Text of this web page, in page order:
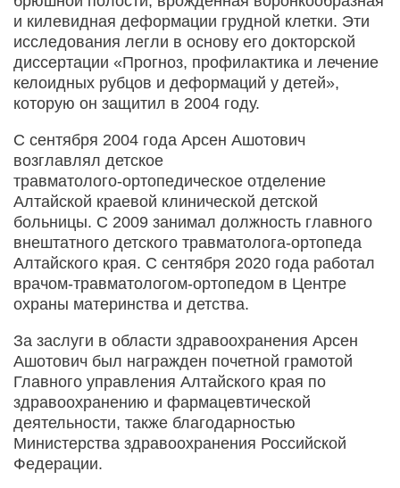
и килевидная деформации грудной клетки. Эти
исследования легли в основу его докторской
диссертации «Прогноз, профилактика и лечение
келоидных рубцов и деформаций у детей»,
которую он защитил в 2004 году.
С сентября 2004 года Арсен Ашотович
возглавлял детское
травматолого‑ортопедическое отделение
Алтайской краевой клинической детской
больницы. С 2009 занимал должность главного
внештатного детского травматолога‑ортопеда
Алтайского края. С сентября 2020 года работал
врачом‑травматологом‑ортопедом в Центре
охраны материнства и детства.
За заслуги в области здравоохранения Арсен
Ашотович был награжден почетной грамотой
Главного управления Алтайского края по
здравоохранению и фармацевтической
деятельности, также благодарностью
Министерства здравоохранения Российской
Федерации.